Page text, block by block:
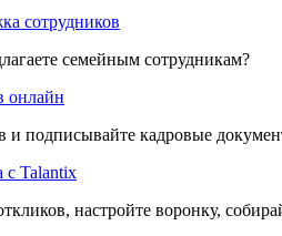
сотрудников
семейным сотрудникам?
онлайн
и подписывайте кадровые
с Talantix
настройте воронку,